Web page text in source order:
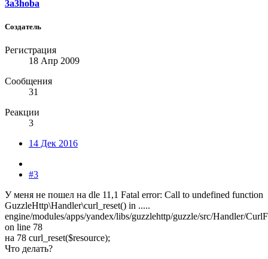
3a3hoba
Создатель
Регистрация
18 Апр 2009
Сообщения
31
Реакции
3
14 Дек 2016
#3
У меня не пошел на dle 11,1 Fatal error: Call to undefined function
GuzzleHttp\Handler\curl_reset() in .....
engine/modules/apps/yandex/libs/guzzlehttp/guzzle/src/Handler/
on line 78
на 78 curl_reset($resource);
Что делать?